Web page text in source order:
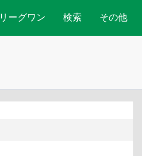
リーグワン 検索 その他